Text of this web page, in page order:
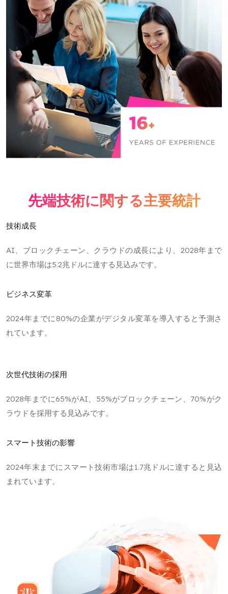
先端技術に関する主要統計
技術成長
AI、ブロックチェーン、クラウドの成長により、2028年まで
に世界市場は5.2兆ドルに達する見込みです。
ビジネス変革
2024年までに80%の企業がデジタル変革を導入すると予測さ
れています。
次世代技術の採用
2028年までに65%がAI、55%がブロックチェーン、70%がク
ラウドを採用する見込みです。
スマート技術の影響
2024年末までにスマート技術市場は1.7兆ドルに達すると見込
まれています。